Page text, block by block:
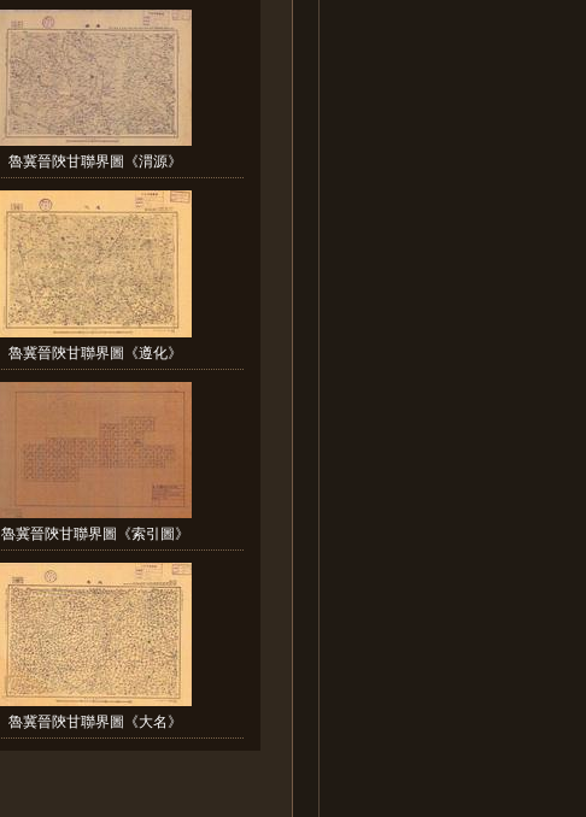
魯冀晉陝甘聯界圖《渭源》
魯冀晉陝甘聯界圖《遵化》
魯冀晉陝甘聯界圖《索引圖》
魯冀晉陝甘聯界圖《大名》